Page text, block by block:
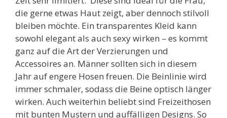
die gerne etwas Haut zeigt, aber dennoch stilvoll
bleiben möchte. Ein transparentes Kleid kann
sowohl elegant als auch sexy wirken – es kommt
ganz auf die Art der Verzierungen und
Accessoires an. Männer sollten sich in diesem
Jahr auf engere Hosen freuen. Die Beinlinie wird
immer schmaler, sodass die Beine optisch länger
wirken. Auch weiterhin beliebt sind Freizeithosen
mit bunten Mustern und auffälligen Designs. So